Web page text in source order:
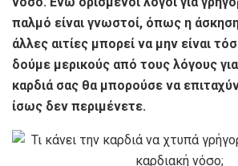
παλμό είναι γνωστοί, όπως η
άλλες αιτίες μπορεί να μην είναι
δούμε μερικούς από τους λόγους
καρδιά σας θα μπορούσε να
ίσως δεν περιμένετε.